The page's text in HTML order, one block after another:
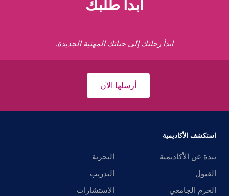
ابدأ طلبك
ابدأ رحلتك إلى حياتك المهنية الجديدة.
أرسلها الآن
استكشف الأكاديمية
نبذة عن الأكاديمية
البحرية
القبول
التدريب
الحرم الجامعي
الاستشارات